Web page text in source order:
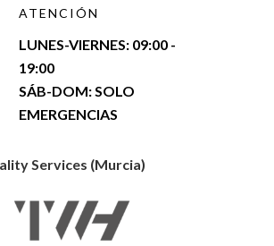
ATENCIÓN
LUNES-VIERNES: 09:00 -
19:00
SÁB-DOM: SOLO
EMERGENCIAS
Services (Murcia)